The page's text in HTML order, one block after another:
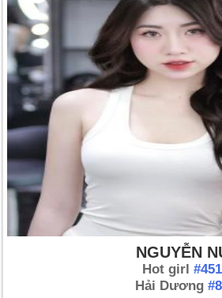
NGUYỄN
Hot girl #451
Hải Dương